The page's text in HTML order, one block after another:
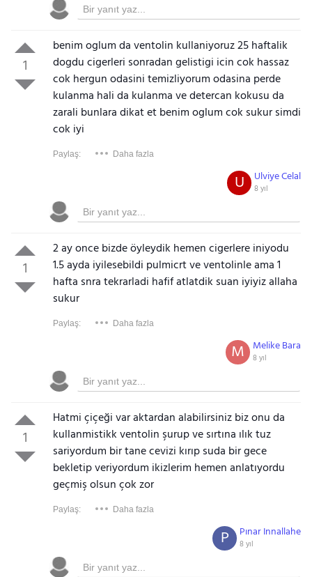
1
benim oglum da ventolin kullaniyoruz 25 haftalik
dogdu cigerleri sonradan gelistigi icin cok hassaz
cok hergun odasini temizliyorum odasina perde
kulanma hali da kulanma ve detercan kokusu da
zarali bunlara dikat et benim oglum cok sukur simdi
cok iyi
Paylaş: Daha fazla
Ulviye Celal
8 yıl
U
1
2 ay once bizde öyleydik hemen cigerlere iniyodu
1.5 ayda iyilesebildi pulmicrt ve ventolinle ama 1
hafta snra tekrarladi hafif atlatdik suan iyiyiz allaha
sukur
Paylaş: Daha fazla
Melike Bara
8 yıl
M
1
Hatmi çiçeği var aktardan alabilirsiniz biz onu da
kullanmistikk ventolin şurup ve sırtına ılık tuz
sariyordum bir tane cevizi kırıp suda bir gece
bekletip veriyordum ikizlerim hemen anlatıyordu
geçmiş olsun çok zor
Paylaş: Daha fazla
Pınar Innallahe
8 yıl
P